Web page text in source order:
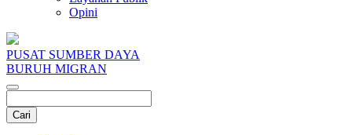
Opini
PUSAT SUMBER DAYA
BURUH MIGRAN